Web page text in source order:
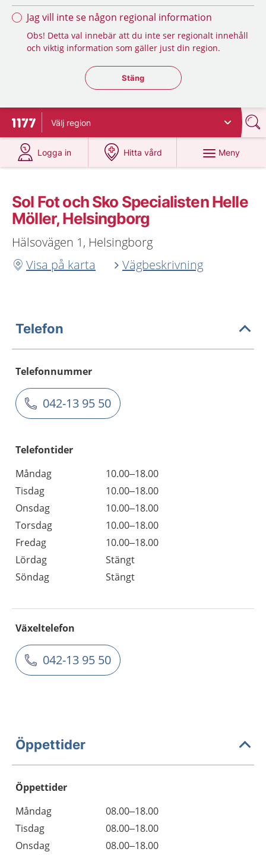
Jag vill inte se någon regional information
Obs! Detta val innebär att du inte ser regionalt innehåll
och viktig information som gäller just din region.
Stäng regionsväljaren
Stäng
Till startsidan för 1177
Välj region
Logga in
på 1177.se
Hitta vård
på 1177.se
Meny
Sol Fot och Sko Specialisten Helle
Möller, Helsingborg
Hälsovägen 1, Helsingborg
Visa på karta
Vägbeskrivning
Telefon
Telefonnummer
042-13 95 50
Telefontider
Måndag
10.00–18.00
Tisdag
10.00–18.00
Onsdag
10.00–18.00
Torsdag
10.00–18.00
Fredag
10.00–18.00
Lördag
Stängt
Söndag
Stängt
Växeltelefon
042-13 95 50
Öppettider
Öppettider
Dag
Öppettider
Kommentarer
Måndag
08.00–18.00
Tisdag
08.00–18.00
Onsdag
08.00–18.00